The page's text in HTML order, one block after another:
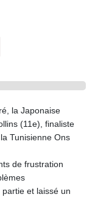
la Japonaise
(11e), finaliste
Tunisienne Ons
de frustration
et laissé un